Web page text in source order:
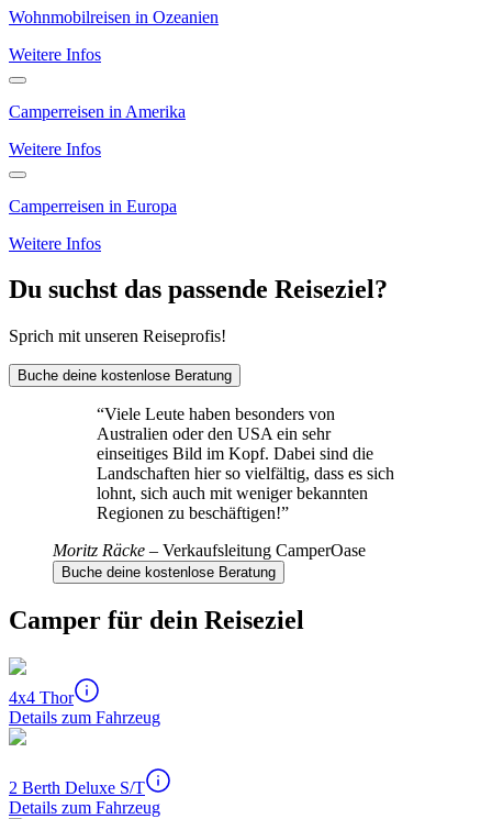
Wohnmobilreisen in Ozeanien
Weitere Infos
Camperreisen in Amerika
Weitere Infos
Camperreisen in Europa
Weitere Infos
Du suchst das passende Reiseziel?
Sprich mit unseren Reiseprofis!
Buche deine kostenlose Beratung
“Viele Leute haben besonders von
Australien oder den USA ein sehr
einseitiges Bild im Kopf. Dabei sind die
Landschaften hier so vielfältig, dass es sich
lohnt, sich auch mit weniger bekannten
Regionen zu beschäftigen!”
Moritz Räcke – Verkaufsleitung CamperOase
Buche deine kostenlose Beratung
Camper für dein Reiseziel
4x4 Thor
Details zum Fahrzeug
2 Berth Deluxe S/T
Details zum Fahrzeug